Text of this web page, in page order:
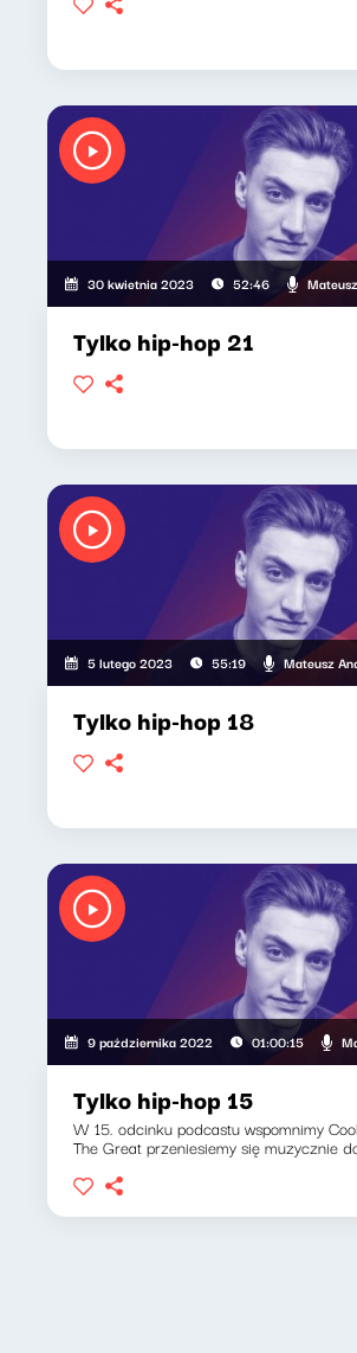
30 kwietnia 2023 52:46
Tylko hip-hop 21
5 lutego 2023 55:19 Mateusz
Tylko hip-hop 18
9 października 2022 01:00:15
Tylko hip-hop 15
W 15. odcinku podcastu wspomnimy
The Great przeniesiemy się muzycznie